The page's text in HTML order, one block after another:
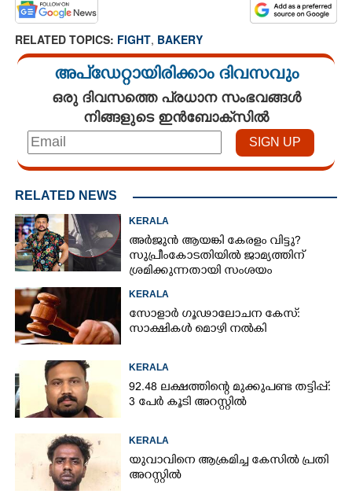
RELATED TOPICS: FIGHT, BAKERY
അപ്ഡേറ്റായിരിക്കാം ദിവസവും
ഒരു ദിവസത്തെ പ്രധാന സംഭവങ്ങൾ
നിങ്ങളുടെ ഇൻബോക്സിൽ
RELATED NEWS
KERALA
അർജുൻ ആയങ്കി കേരളം വിട്ടു?
സുപ്രീംകോടതിയിൽ ജാമ്യത്തിന്
ശ്രമിക്കുന്നതായി സംശയം
KERALA
സോളാർ ഗൂഢാലോചന കേസ്:
സാക്ഷികൾ മൊഴി നൽകി
KERALA
92.48 ലക്ഷത്തിന്റെ മുക്കുപണ്ട തട്ടിപ്പ്:
3 പേർ കൂടി അറസ്റ്റിൽ
KERALA
യുവാവിനെ ആക്രമിച്ച കേസിൽ പ്രതി
അറസ്റ്റിൽ